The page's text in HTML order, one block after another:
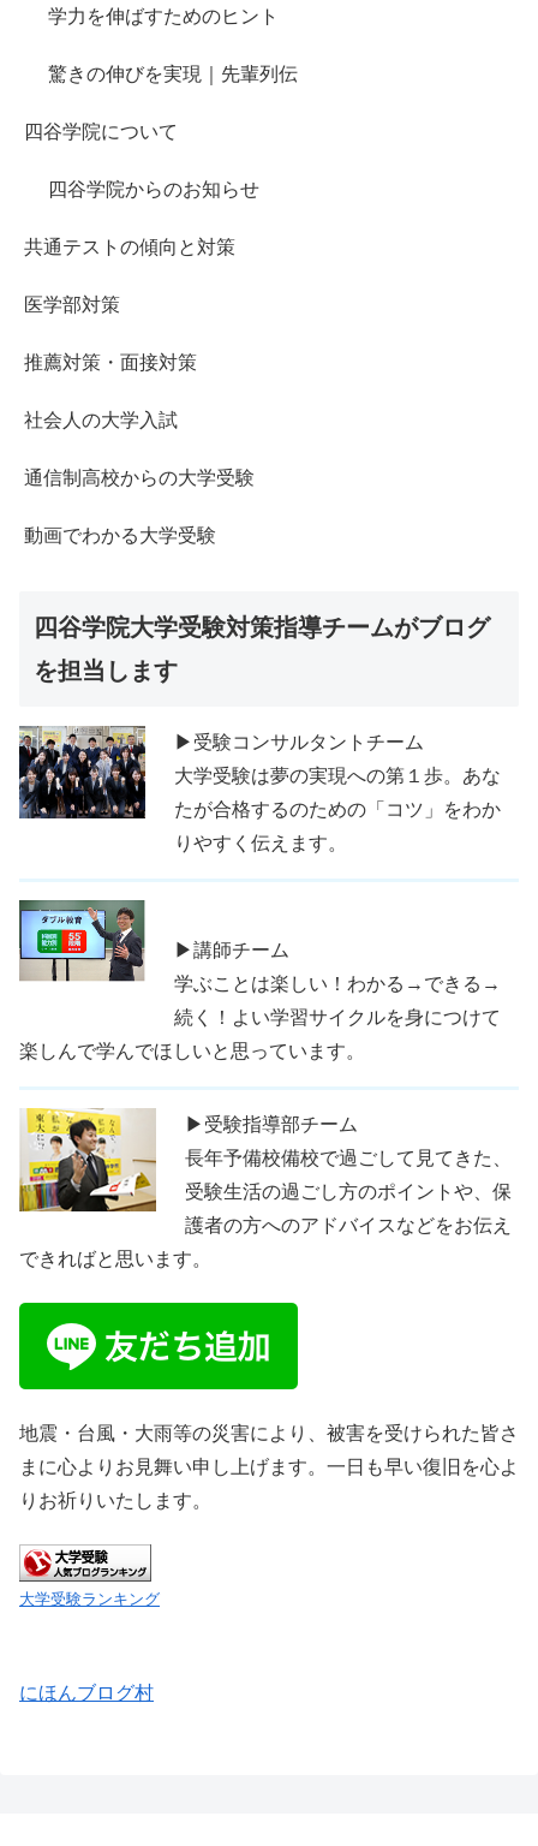
学力を伸ばすためのヒント
驚きの伸びを実現｜先輩列伝
四谷学院について
四谷学院からのお知らせ
共通テストの傾向と対策
医学部対策
推薦対策・面接対策
社会人の大学入試
通信制高校からの大学受験
動画でわかる大学受験
四谷学院大学受験対策指導チームがブログ
を担当します
▶受験コンサルタントチーム
大学受験は夢の実現への第１歩。あな
たが合格するのための「コツ」をわか
りやすく伝えます。
▶講師チーム
学ぶことは楽しい！わかる→できる→
続く！よい学習サイクルを身につけて
楽しんで学んでほしいと思っています。
▶受験指導部チーム
長年予備校備校で過ごして見てきた、
受験生活の過ごし方のポイントや、保
護者の方へのアドバイスなどをお伝え
できればと思います。
地震・台風・大雨等の災害により、被害を受けられた皆さ
まに心よりお見舞い申し上げます。一日も早い復旧を心よ
りお祈りいたします。
大学受験ランキング
にほんブログ村